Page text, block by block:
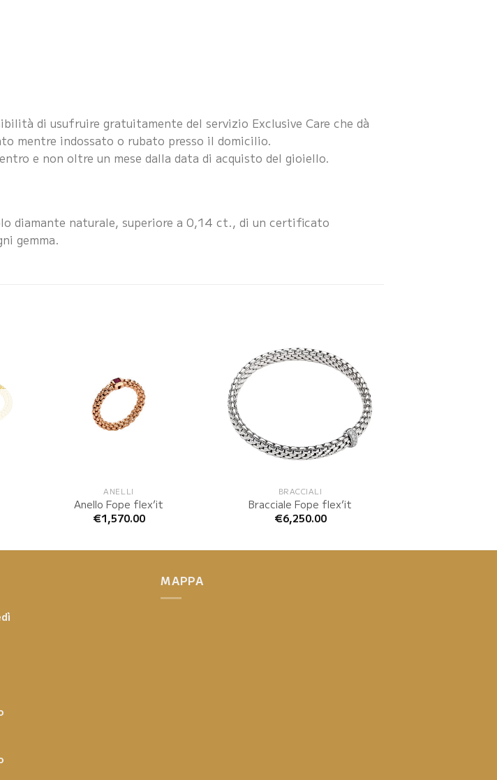
di usufruire gratuitamente del servizio Exclusive Care che dà
mentre indossato o rubato presso il domicilio.
e non oltre un mese dalla data di acquisto del gioiello.
diamante naturale, superiore a 0,14 ct., di un certificato
gemma.
ANELLI
Anello Fope flex’it
€1,570.00
BRACCIALI
Bracciale Fope flex’it
€6,250.00
MAPPA